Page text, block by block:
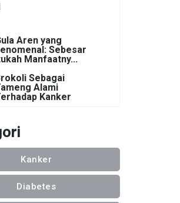
Aren yang
Sebesar
Manfaatny...
Sebagai
Alami
Kanker
Kanker
Diabetes